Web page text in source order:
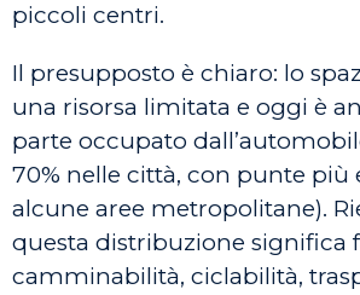
piccoli centri.
Il presupposto è chiaro: lo
una risorsa limitata e oggi è
parte occupato
70% nelle città, con punte più
alcune aree metropolitane).
questa distribuzione significa
camminabilità, ciclabilità,